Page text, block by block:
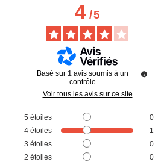
4/5
Basé sur 1 avis soumis à un
contrôle
Voir tous les avis sur ce site
5 étoiles
0
4 étoiles
1
3 étoiles
0
2 étoiles
0